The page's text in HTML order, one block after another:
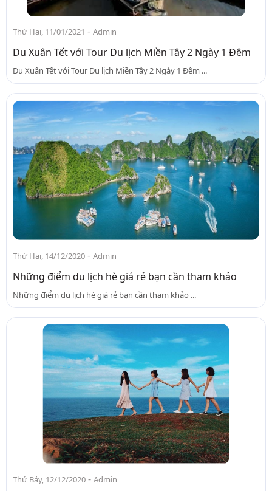
Thứ Hai, 11/01/2021 - Admin
Du Xuân Tết với Tour Du lịch Miền Tây 2 Ngày 1 Đêm
Du Xuân Tết với Tour Du lịch Miền Tây 2 Ngày 1 Đêm ...
Thứ Hai, 14/12/2020 - Admin
Những điểm du lịch hè giá rẻ bạn cần tham khảo
Những điểm du lịch hè giá rẻ bạn cần tham khảo ...
Thứ Bảy, 12/12/2020 - Admin